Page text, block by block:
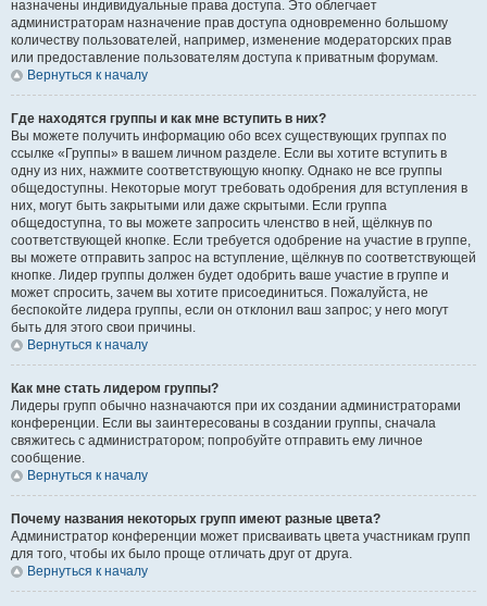
назначены индивидуальные права доступа. Это облегчает
администраторам назначение прав доступа одновременно большому
количеству пользователей, например, изменение модераторских прав
или предоставление пользователям доступа к приватным форумам.
Вернуться к началу
Где находятся группы и как мне вступить в них?
Вы можете получить информацию обо всех существующих группах по
ссылке «Группы» в вашем личном разделе. Если вы хотите вступить в
одну из них, нажмите соответствующую кнопку. Однако не все группы
общедоступны. Некоторые могут требовать одобрения для вступления в
них, могут быть закрытыми или даже скрытыми. Если группа
общедоступна, то вы можете запросить членство в ней, щёлкнув по
соответствующей кнопке. Если требуется одобрение на участие в группе,
вы можете отправить запрос на вступление, щёлкнув по соответствующей
кнопке. Лидер группы должен будет одобрить ваше участие в группе и
может спросить, зачем вы хотите присоединиться. Пожалуйста, не
беспокойте лидера группы, если он отклонил ваш запрос; у него могут
быть для этого свои причины.
Вернуться к началу
Как мне стать лидером группы?
Лидеры групп обычно назначаются при их создании администраторами
конференции. Если вы заинтересованы в создании группы, сначала
свяжитесь с администратором; попробуйте отправить ему личное
сообщение.
Вернуться к началу
Почему названия некоторых групп имеют разные цвета?
Администратор конференции может присваивать цвета участникам групп
для того, чтобы их было проще отличать друг от друга.
Вернуться к началу